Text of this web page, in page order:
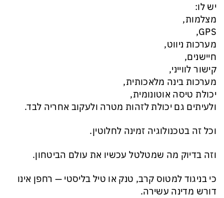
יש לו:
מצלמות,
GPS,
מערכות ניווט,
חיישנים,
קישור לווייני,
מערכות בינה מלאכותית,
יכולת טיסה אוטונומית,
ולעיתים גם יכולת לזהות מטרה ולעקוב אחריה לבד.
וכל זה בטכנולוגיה זמינה לחלוטין.
וזה בדיוק מה שמטלטל עכשיו את עולם הביטחון.
כי בניגוד למטוס קרב, טנק או טיל בליסטי — רחפן אינו
דורש מדינה עשירה.